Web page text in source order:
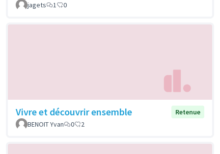
jagets 1 0
Vivre et découvrir ensemble
Retenue
BENOIT Yvan
0 2